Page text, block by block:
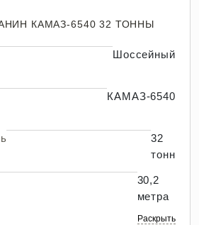
КАМАЗ-6540 32 ТОННЫ
Шоссейный
КАМАЗ-6540
32
тонн
30,2
метра
Раскрыть